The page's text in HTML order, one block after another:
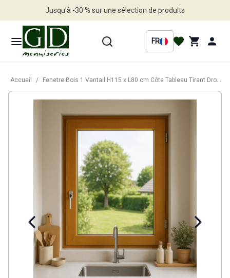
Jusqu'à -30 % sur une sélection de produits
FR
Accueil / Fenetre Bois 1 Vantail H115 x L80 cm Côte Tableau Tirant Droite